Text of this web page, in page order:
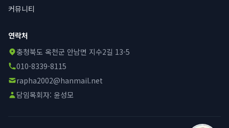
커뮤니티
연락처
충청북도 옥천군 안남면 지수2길 13-5
010-8339-8115
rapha2002@hanmail.net
담임목회자: 윤성모